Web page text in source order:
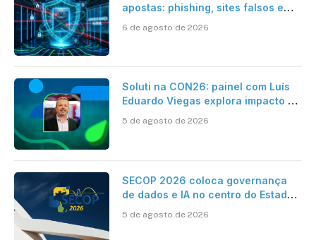
apostas: phishing, sites falsos e
6 de agosto de 2026
Soluti na CON26: painel com Luís
Eduardo Viegas explora impacto de
dados e IA na eficiência da
5 de agosto de 2026
SECOP 2026 coloca governança
de dados e IA no centro do Estado
inteligente
5 de agosto de 2026